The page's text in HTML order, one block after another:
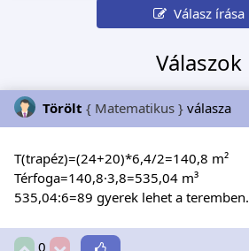
Válasz írása
Válaszok
Törölt { Matematikus } válasza
T(trapéz)=(24+20)*6,4/2=140,8 m²
Térfoga=140,8·3,8=535,04 m³
535,04:6=89 gyerek lehet a teremben.
0